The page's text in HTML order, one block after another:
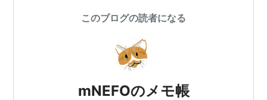
このブログの読者になる
mNEFOのメモ帳